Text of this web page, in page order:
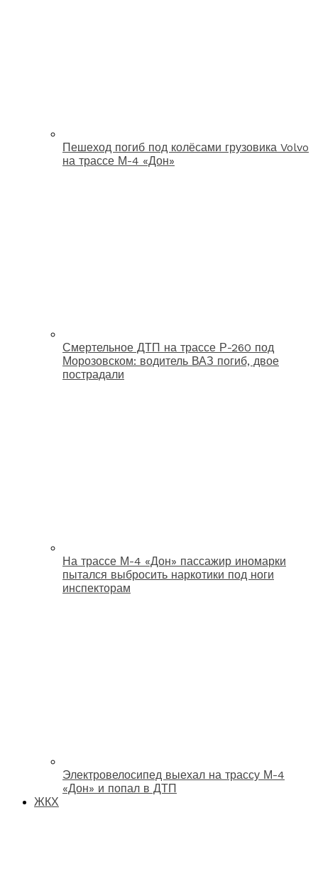
Пешеход погиб под колёсами грузовика Volvo
на трассе М-4 «Дон»
Смертельное ДТП на трассе Р-260 под
Морозовском: водитель ВАЗ погиб, двое
пострадали
На трассе М-4 «Дон» пассажир иномарки
пытался выбросить наркотики под ноги
инспекторам
Электровелосипед выехал на трассу М-4
«Дон» и попал в ДТП
ЖКХ